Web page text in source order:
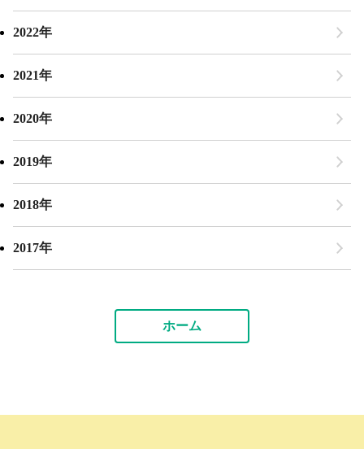
2022年
2021年
2020年
2019年
2018年
2017年
ホーム